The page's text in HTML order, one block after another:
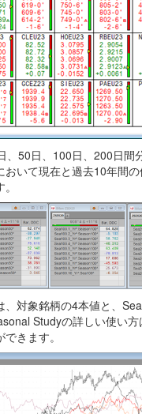
、50日、100日、200日間
いて現在と過去10年間
、対象銘柄の4本値と、
Studyの詳しい使い
きます。